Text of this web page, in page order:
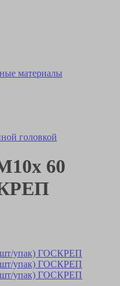
материалы
головкой
60